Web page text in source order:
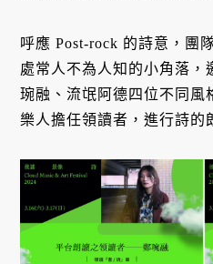
呼應 Post-rock 的詩意，團
處常人不為人知的小角落，
琬融、流氓阿德四位不同風
樂人擔任領讀者，進行詩的